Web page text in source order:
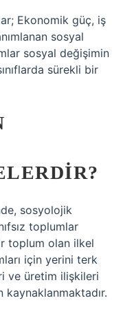
Ekonomik güç, iş
sosyal
sosyal değişimin
sürekli bir
sosyolojik
toplumlar
toplum olan ilkel
için yerini terk
ve üretim ilişkileri